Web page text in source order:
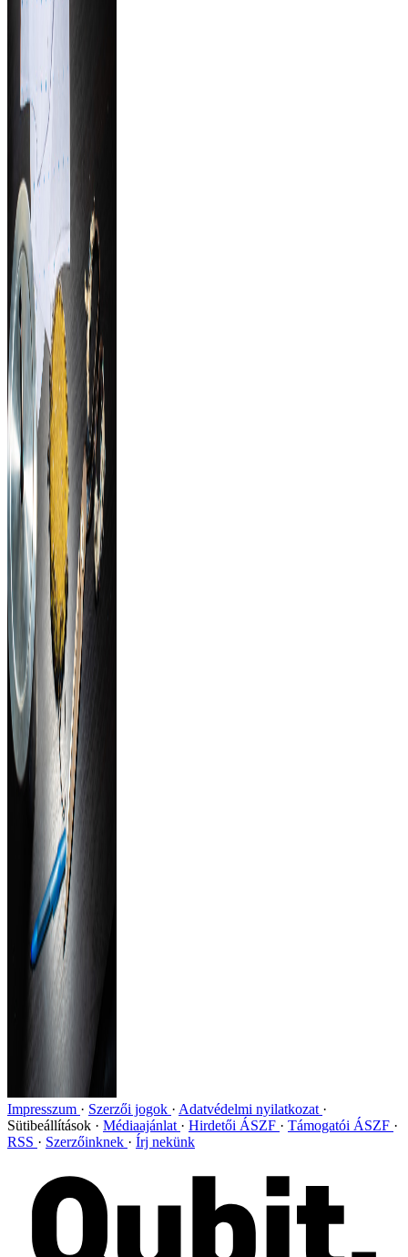
Impresszum Szerzői jogok
Adatvédelmi nyilatkozat
Sütibeállítások
Médiaajánlat Hirdetői ÁSZF
Támogatói ÁSZF
RSS
Szerzőinknek Írj nekünk